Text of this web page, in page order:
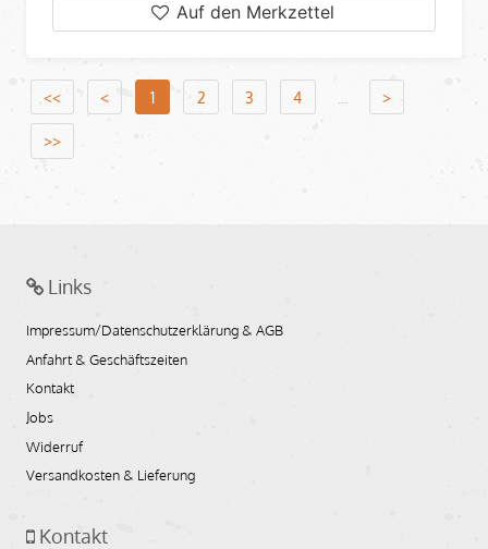
Auf den Merkzettel
<< < 1 2 3 4 >
>>
Links
Impressum/Datenschutzerklärung & AGB
Anfahrt & Geschäftszeiten
Kontakt
Jobs
Widerruf
Versandkosten & Lieferung
Kontakt